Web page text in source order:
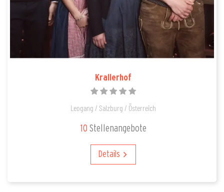
Krallerhof
Leogang / Salzburg / Österreich
10 Stellenangebote
Details